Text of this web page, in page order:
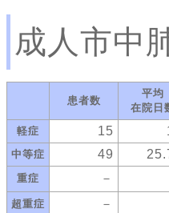
成人市中
患者数
平均
在院日
軽症 15
中等症 49
重症 －
超重症 －